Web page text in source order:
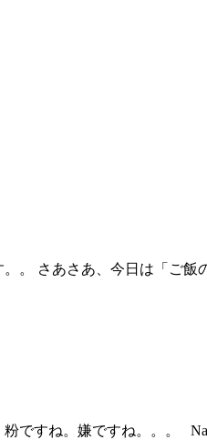
。 さあさあ、今日は「ご
ですね。嫌ですね。。。